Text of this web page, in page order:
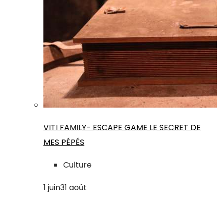
VITI FAMILY- ESCAPE GAME LE SECRET DE
MES PÉPÉS
Culture
1 juin31 août